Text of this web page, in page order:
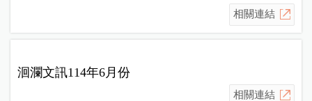
相關連結
洄瀾文訊114年6月份
相關連結